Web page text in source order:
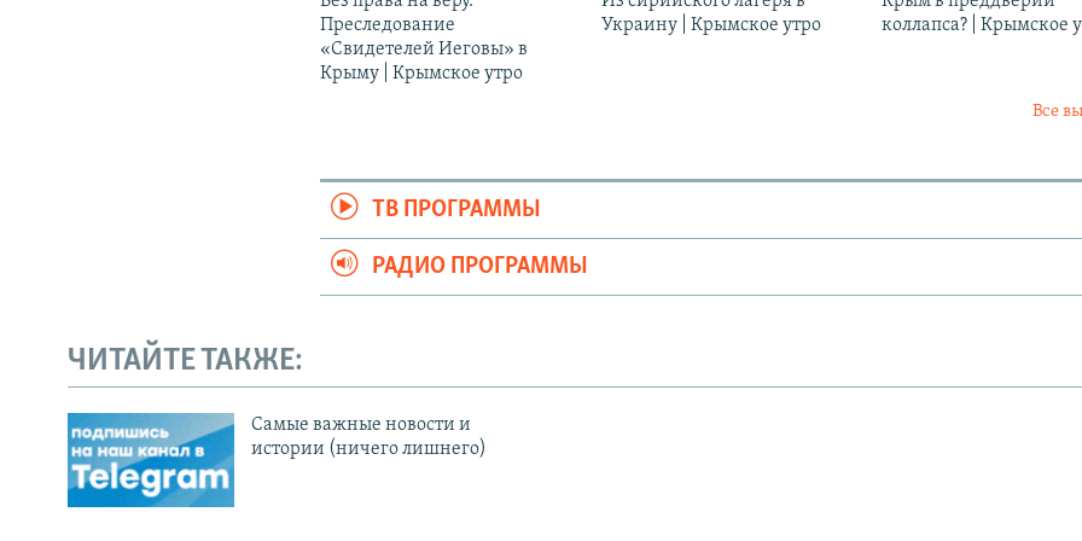
Преследование
«Свидетелей Иеговы» в
Крыму | Крымское утро
Украину | Крымское утро
коллапса? | Крымское
Все
ТВ ПРОГРАММЫ
РАДИО ПРОГРАММЫ
ЧИТАЙТЕ ТАКЖЕ:
Cамые важные новости и
истории (ничего лишнего)